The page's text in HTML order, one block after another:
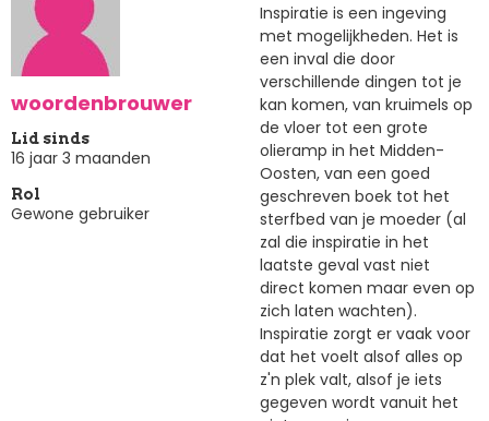
woordenbrouwer
Lid sinds
16 jaar 3 maanden
Rol
Gewone gebruiker
Inspiratie is een ingeving
met mogelijkheden. Het is
een inval die door
verschillende dingen tot je
kan komen, van kruimels op
de vloer tot een grote
olieramp in het Midden-
Oosten, van een goed
geschreven boek tot het
sterfbed van je moeder (al
zal die inspiratie in het
laatste geval vast niet
direct komen maar even op
zich laten wachten).
Inspiratie zorgt er vaak voor
dat het voelt alsof alles op
z'n plek valt, alsof je iets
gegeven wordt vanuit het